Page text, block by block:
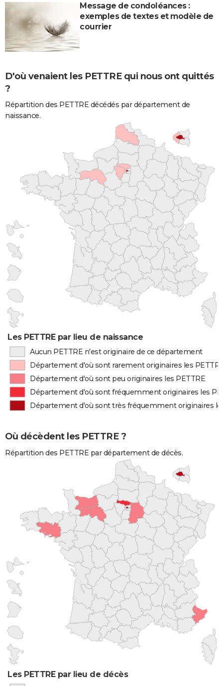
Message de condoléances :
exemples de textes et modèle de
courrier
D'où venaient les PETTRE qui nous ont quittés
?
Répartition des PETTRE décédés par département de
naissance.
Les PETTRE par lieu de naissance
Aucun PETTRE n'est originaire de ce département
Département d'où sont rarement originaires les
Département d'où sont peu originaires les PETTRE
Département d'où sont fréquemment originaires les
Département d'où sont très fréquemment originaires
Où décèdent les PETTRE ?
Répartition des PETTRE par département de décès.
Les PETTRE par lieu de décès